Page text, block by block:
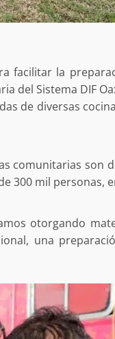
facilitar la
del Sistema DIF
de diversas
comunitarias son
300 mil personas,
otorgando
una
Exhorta Poder
a
estructural
¡Histórico!